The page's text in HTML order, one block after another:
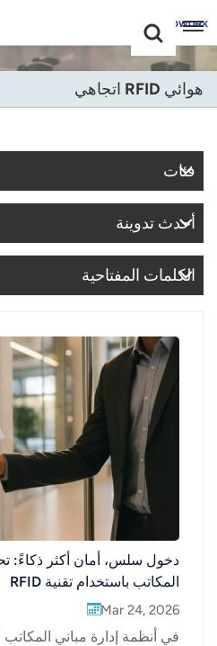
+86 -18681515767
English
Français
Deutsch
Italiano
Português
Nederland
عربي
日语
Türk
Ελληνικά
Melayu
هوائي RFID اتجاهي
فئات
أحدث تدوينة
الكلمات المفتاحية
دخول سلس، أمان أكثر ذكاءً:
المكاتب باستخدام تقنية RFID
Mar 24, 2026
في أنظمة إدارة مباني المكاتب